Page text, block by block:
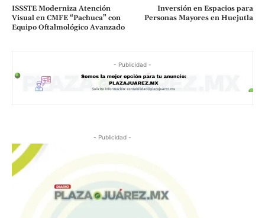
ISSSTE Moderniza Atención
Visual en CMFE “Pachuca” con
Equipo Oftalmológico Avanzado
Inversión en Espacios para
Personas Mayores en Huejutla
- Publicidad -
- Publicidad -